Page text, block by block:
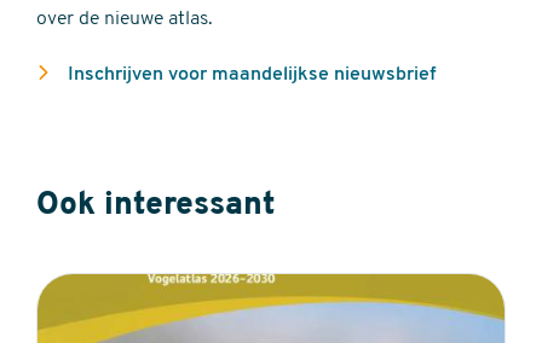
over de nieuwe atlas.
Inschrijven voor maandelijkse nieuwsbrief
Ook interessant